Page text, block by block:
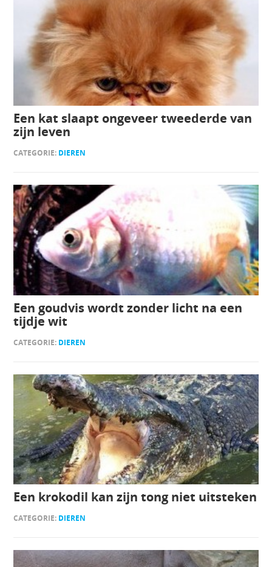
Een kat slaapt ongeveer tweederde van
zijn leven
CATEGORIE: DIEREN
Een goudvis wordt zonder licht na een
tijdje wit
CATEGORIE: DIEREN
Een krokodil kan zijn tong niet uitsteken
CATEGORIE: DIEREN